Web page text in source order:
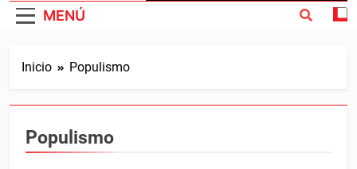
MENÚ
Inicio Populismo
Populismo